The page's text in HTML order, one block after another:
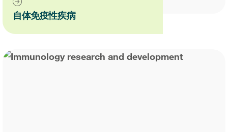
自体免疫性疾病